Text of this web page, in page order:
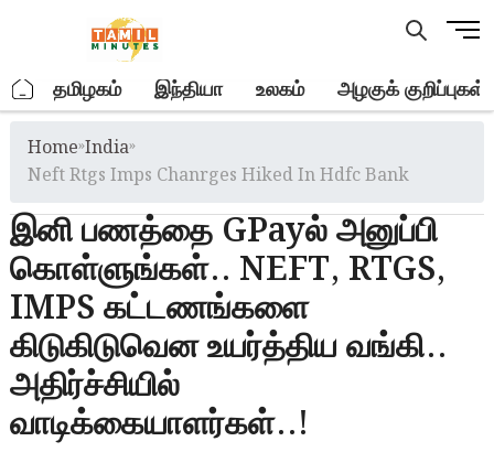
M
u
o
. தமிழகம் இந்தியா உலகம் அழகுக் குறிப்புகள்
Home»India»
Neft Rtgs Imps Chanrges Hiked In Hdfc Bank
இனி பணத்தை GPayல் அனுப்பி
கொள்ளுங்கள்.. NEFT, RTGS,
IMPS கட்டணங்களை
கிடுகிடுவென உயர்த்திய வங்கி..
அதிர்ச்சியில்
வாடிக்கையாளர்கள்..!